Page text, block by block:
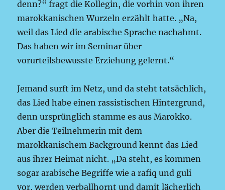
denn?“ fragt die Kollegin, die vorhin von ihren
marokkanischen Wurzeln erzählt hatte. „Na,
weil das Lied die arabische Sprache nachahmt.
Das haben wir im Seminar über
vorurteilsbewusste Erziehung gelernt.“
Jemand surft im Netz, und da steht tatsächlich,
das Lied habe einen rassistischen Hintergrund,
denn ursprünglich stamme es aus Marokko.
Aber die Teilnehmerin mit dem
marokkanischem Background kennt das Lied
aus ihrer Heimat nicht. „Da steht, es kommen
sogar arabische Begriffe wie a rafiq und guli
vor, werden verballhornt und damit lächerlich